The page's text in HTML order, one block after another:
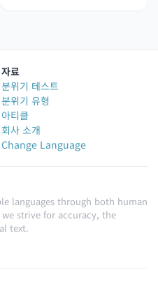
자료
분위기 테스트
분위기 유형
아티클
회사 소개
Change Language
languages through both human
strive for accuracy, the
text.